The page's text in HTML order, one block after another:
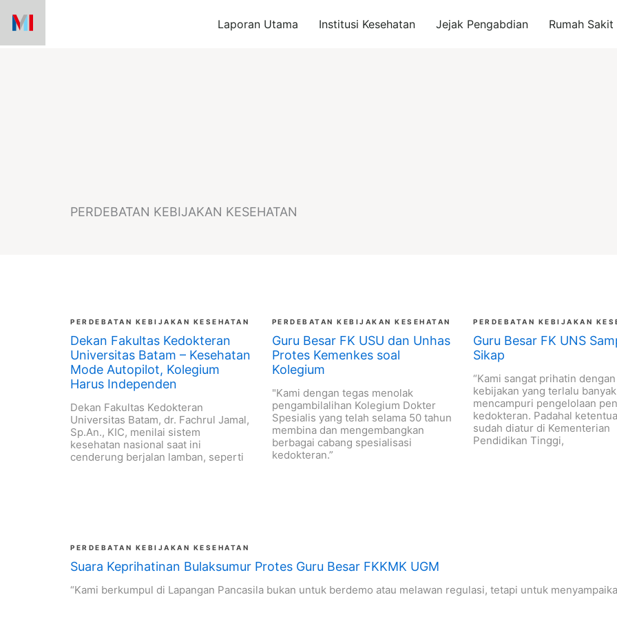
content
Laporan Utama Institusi Kesehatan Jejak Pengabdian Rumah
PERDEBATAN KEBIJAKAN KESEHATAN
PERDEBATAN KEBIJAKAN KESEHATAN
Dekan Fakultas Kedokteran
Universitas Batam – Kesehatan
Mode Autopilot, Kolegium
Harus Independen
Dekan Fakultas Kedokteran
Universitas Batam, dr. Fachrul Jamal,
Sp.An., KIC, menilai sistem
kesehatan nasional saat ini
cenderung berjalan lamban, seperti
PERDEBATAN KEBIJAKAN KESEHATAN
Guru Besar FK USU dan Unhas
Protes Kemenkes soal
Kolegium
"Kami dengan tegas menolak
pengambilalihan Kolegium Dokter
Spesialis yang telah selama 50 tahun
membina dan mengembangkan
berbagai cabang spesialisasi
kedokteran.”
PERDEBATAN KEBIJAKAN
Guru Besar FK UNS
Sikap
“Kami sangat prihatin dengan
kebijakan yang terlalu banyak
mencampuri pengelolaan
kedokteran. Padahal
sudah diatur di Kementerian
Pendidikan Tinggi,
PERDEBATAN KEBIJAKAN KESEHATAN
Suara Keprihatinan Bulaksumur Protes Guru Besar FKKMK UGM
“Kami berkumpul di Lapangan Pancasila bukan untuk berdemo atau melawan regulasi, tetapi untuk